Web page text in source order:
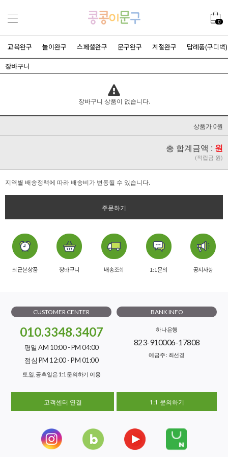
0
교육완구 놀이완구 스페셜완구 문구완구 계절완구 답례품(구디백)
장바구니
장바구니 상품이 없습니다.
상품가 0원
총 합계금액 : 원
(적립금 원)
지역별 배송정책에 따라 배송비가 변동될 수 있습니다.
주문하기
최근본상품 장바구니 배송조회 1:1문의 공지사항
CUSTOMER CENTER
010.3348.3407
평일 AM 10:00 - PM 04:00
점심 PM 12:00 - PM 01:00
토,일, 공휴일은 1:1 문의하기 이용
BANK INFO
하나은행
823-910006-17808
예금주 : 최선경
고객센터 연결 1:1 문의하기